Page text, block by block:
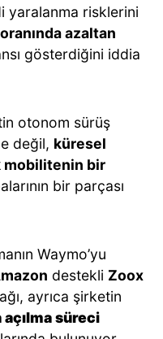
yaralanma risklerini
azaltan
gösterdiğini iddia
otonom sürüş
değil, küresel
mobilitenin bir
bir parçası
Waymo’yu
destekli Zoox
ayrıca şirketin
açılma süreci